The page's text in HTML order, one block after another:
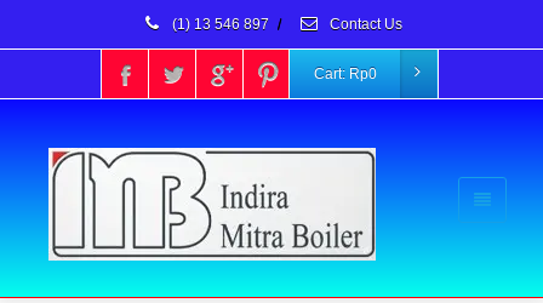
(1) 13 546 897 / Contact Us
Cart: Rp0